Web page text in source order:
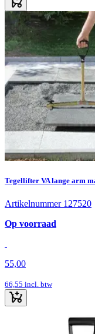
Tegellifter VA lange arm
Artikelnummer 127520
Op voorraad
55,00
66,55 incl. btw